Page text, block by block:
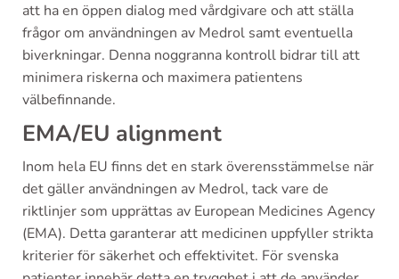
att ha en öppen dialog med vårdgivare och att ställa
frågor om användningen av Medrol samt eventuella
biverkningar. Denna noggranna kontroll bidrar till att
minimera riskerna och maximera patientens
välbefinnande.
EMA/EU alignment
Inom hela EU finns det en stark överensstämmelse när
det gäller användningen av Medrol, tack vare de
riktlinjer som upprättas av European Medicines Agency
(EMA). Detta garanterar att medicinen uppfyller strikta
kriterier för säkerhet och effektivitet. För svenska